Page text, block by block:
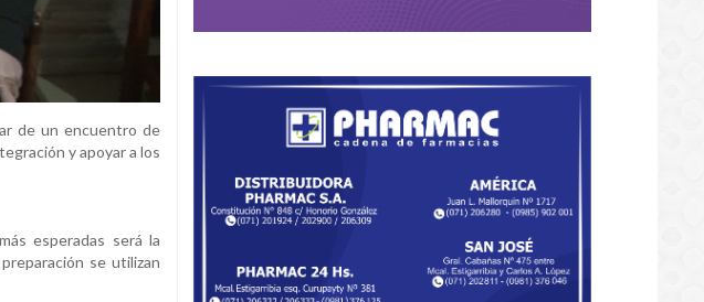
de un encuentro de
y apoyar a los
esperadas será la
se utilizan